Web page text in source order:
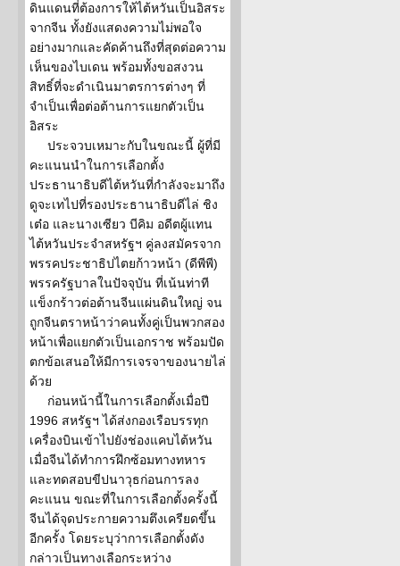
ดินแดนที่ต้องการให้ไต้หวันเป็นอิสระ
จากจีน ทั้งยังแสดงความไม่พอใจ
อย่างมากและคัดค้านถึงที่สุดต่อความ
เห็นของไบเดน พร้อมทั้งขอสงวน
สิทธิ์ที่จะดำเนินมาตรการต่างๆ ที่
จำเป็นเพื่อต่อต้านการแยกตัวเป็น
อิสระ
ประจวบเหมาะกับในขณะนี้ ผู้ที่มี
คะแนนนำในการเลือกตั้ง
ประธานาธิบดีไต้หวันที่กำลังจะมาถึง
ดูจะเทไปที่รองประธานาธิบดีไล่ ชิง
เต๋อ และนางเซียว บีคิม อดีตผู้แทน
ไต้หวันประจำสหรัฐฯ คู่ลงสมัครจาก
พรรคประชาธิปไตยก้าวหน้า (ดีพีพี)
พรรครัฐบาลในปัจจุบัน ที่เน้นท่าที
แข็งกร้าวต่อต้านจีนแผ่นดินใหญ่ จน
ถูกจีนตราหน้าว่าคนทั้งคู่เป็นพวกสอง
หน้าเพื่อแยกตัวเป็นเอกราช พร้อมปัด
ตกข้อเสนอให้มีการเจรจาของนายไล่
ด้วย
ก่อนหน้านี้ในการเลือกตั้งเมื่อปี
1996 สหรัฐฯ ได้ส่งกองเรือบรรทุก
เครื่องบินเข้าไปยังช่องแคบไต้หวัน
เมื่อจีนได้ทำการฝึกซ้อมทางทหาร
และทดสอบขีปนาวุธก่อนการลง
คะแนน ขณะที่ในการเลือกตั้งครั้งนี้
จีนได้จุดประกายความตึงเครียดขึ้น
อีกครั้ง โดยระบุว่าการเลือกตั้งดัง
กล่าวเป็นทางเลือกระหว่าง